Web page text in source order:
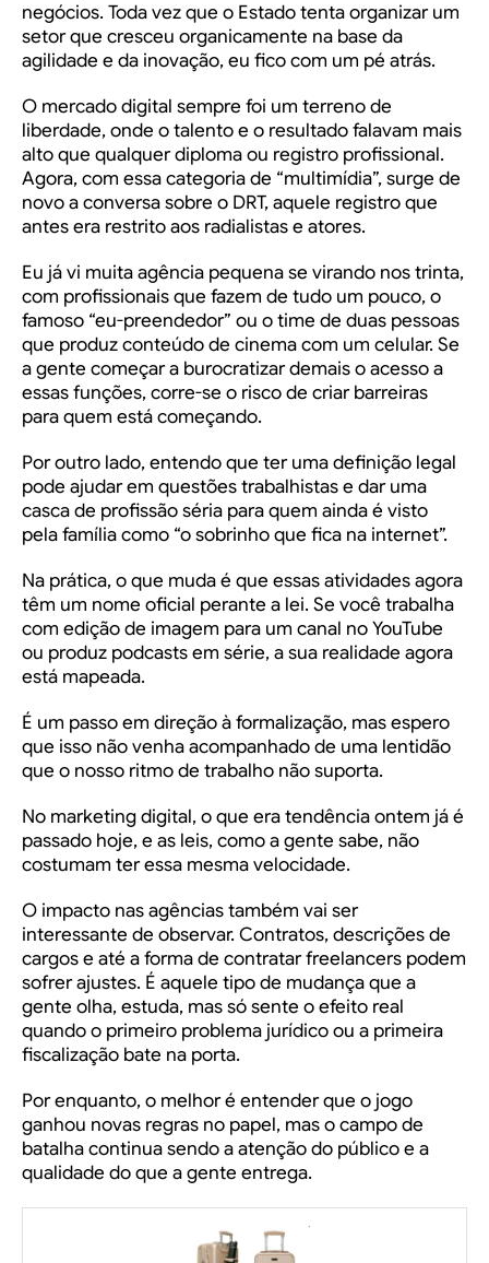
negócios. Toda vez que o Estado tenta organizar um
setor que cresceu organicamente na base da
agilidade e da inovação, eu fico com um pé atrás.
O mercado digital sempre foi um terreno de
liberdade, onde o talento e o resultado falavam mais
alto que qualquer diploma ou registro profissional.
Agora, com essa categoria de “multimídia”, surge de
novo a conversa sobre o DRT, aquele registro que
antes era restrito aos radialistas e atores.
Eu já vi muita agência pequena se virando nos trinta,
com profissionais que fazem de tudo um pouco, o
famoso “eu-preendedor” ou o time de duas pessoas
que produz conteúdo de cinema com um celular. Se
a gente começar a burocratizar demais o acesso a
essas funções, corre-se o risco de criar barreiras
para quem está começando.
Por outro lado, entendo que ter uma definição legal
pode ajudar em questões trabalhistas e dar uma
casca de profissão séria para quem ainda é visto
pela família como “o sobrinho que fica na internet”.
Na prática, o que muda é que essas atividades agora
têm um nome oficial perante a lei. Se você trabalha
com edição de imagem para um canal no YouTube
ou produz podcasts em série, a sua realidade agora
está mapeada.
É um passo em direção à formalização, mas espero
que isso não venha acompanhado de uma lentidão
que o nosso ritmo de trabalho não suporta.
No marketing digital, o que era tendência ontem já é
passado hoje, e as leis, como a gente sabe, não
costumam ter essa mesma velocidade.
O impacto nas agências também vai ser
interessante de observar. Contratos, descrições de
cargos e até a forma de contratar freelancers podem
sofrer ajustes. É aquele tipo de mudança que a
gente olha, estuda, mas só sente o efeito real
quando o primeiro problema jurídico ou a primeira
fiscalização bate na porta.
Por enquanto, o melhor é entender que o jogo
ganhou novas regras no papel, mas o campo de
batalha continua sendo a atenção do público e a
qualidade do que a gente entrega.